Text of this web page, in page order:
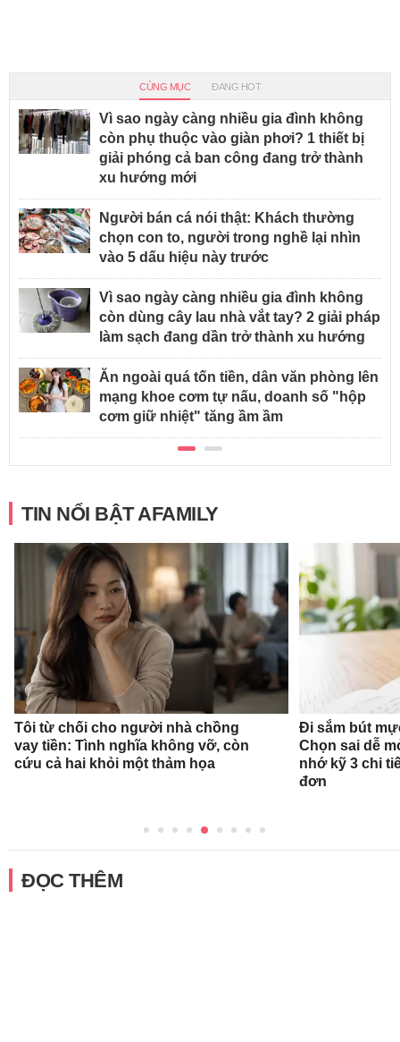
CÙNG MỤC ĐANG HOT
Vì sao ngày càng nhiều gia đình không
còn phụ thuộc vào giàn phơi? 1 thiết bị
giải phóng cả ban công đang trở thành
xu hướng mới
Người bán cá nói thật: Khách thường
chọn con to, người trong nghề lại nhìn
vào 5 dấu hiệu này trước
Vì sao ngày càng nhiều gia đình không
còn dùng cây lau nhà vắt tay? 2 giải pháp
làm sạch đang dần trở thành xu hướng
Ăn ngoài quá tốn tiền, dân văn phòng lên
mạng khoe cơm tự nấu, doanh số "hộp
cơm giữ nhiệt" tăng ầm ầm
TIN NỔI BẬT AFAMILY
Tôi từ chối cho người nhà chồng
vay tiền: Tình nghĩa không vỡ, còn
cứu cả hai khỏi một thảm họa
Đi sắm bút
Chọn sai dễ
nhớ kỹ 3 chi
đơn
ĐỌC THÊM